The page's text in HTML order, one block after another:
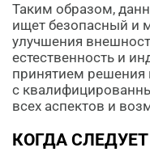
Таким образом,
ищет безопасный и
улучшения
естественность и
принятием решения
с
всех аспектов и
КОГДА